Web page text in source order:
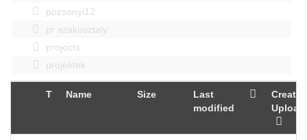
pozsonyi12
pr szakosztaly
projects
projektek
T Name Size
Last
modified